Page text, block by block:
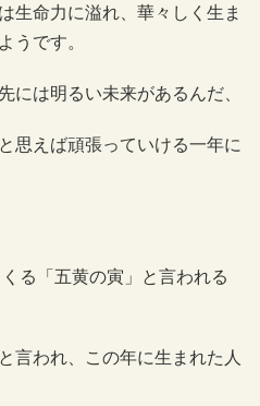
生命力に溢れ、華々しく生ま
うです。
には明るい未来があるんだ、
思えば頑張っていける一年に
る「五黄の寅」と言われる
言われ、この年に生まれた人